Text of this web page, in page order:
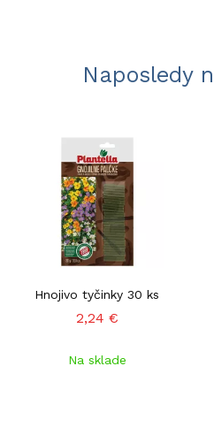
Naposledy
Hnojivo tyčinky 30 ks
2,24 €
Na sklade